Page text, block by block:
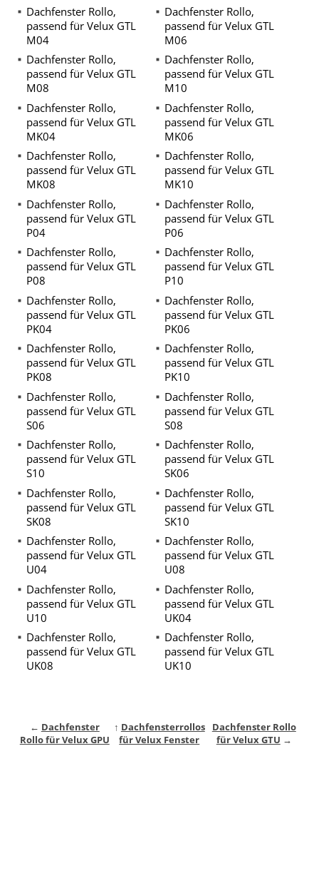
Dachfenster Rollo,
passend für Velux GTL
M04
Dachfenster Rollo,
passend für Velux GTL
M06
Dachfenster Rollo,
passend für Velux GTL
M08
Dachfenster Rollo,
passend für Velux GTL
M10
Dachfenster Rollo,
passend für Velux GTL
MK04
Dachfenster Rollo,
passend für Velux GTL
MK06
Dachfenster Rollo,
passend für Velux GTL
MK08
Dachfenster Rollo,
passend für Velux GTL
MK10
Dachfenster Rollo,
passend für Velux GTL
P04
Dachfenster Rollo,
passend für Velux GTL
P06
Dachfenster Rollo,
passend für Velux GTL
P08
Dachfenster Rollo,
passend für Velux GTL
P10
Dachfenster Rollo,
passend für Velux GTL
PK04
Dachfenster Rollo,
passend für Velux GTL
PK06
Dachfenster Rollo,
passend für Velux GTL
PK08
Dachfenster Rollo,
passend für Velux GTL
PK10
Dachfenster Rollo,
passend für Velux GTL
S06
Dachfenster Rollo,
passend für Velux GTL
S08
Dachfenster Rollo,
passend für Velux GTL
S10
Dachfenster Rollo,
passend für Velux GTL
SK06
Dachfenster Rollo,
passend für Velux GTL
SK08
Dachfenster Rollo,
passend für Velux GTL
SK10
Dachfenster Rollo,
passend für Velux GTL
U04
Dachfenster Rollo,
passend für Velux GTL
U08
Dachfenster Rollo,
passend für Velux GTL
U10
Dachfenster Rollo,
passend für Velux GTL
UK04
Dachfenster Rollo,
passend für Velux GTL
UK08
Dachfenster Rollo,
passend für Velux GTL
UK10
← Dachfenster
Rollo für Velux GPU
↑ Dachfensterrollos
für Velux Fenster
Dachfenster Rollo
für Velux GTU →